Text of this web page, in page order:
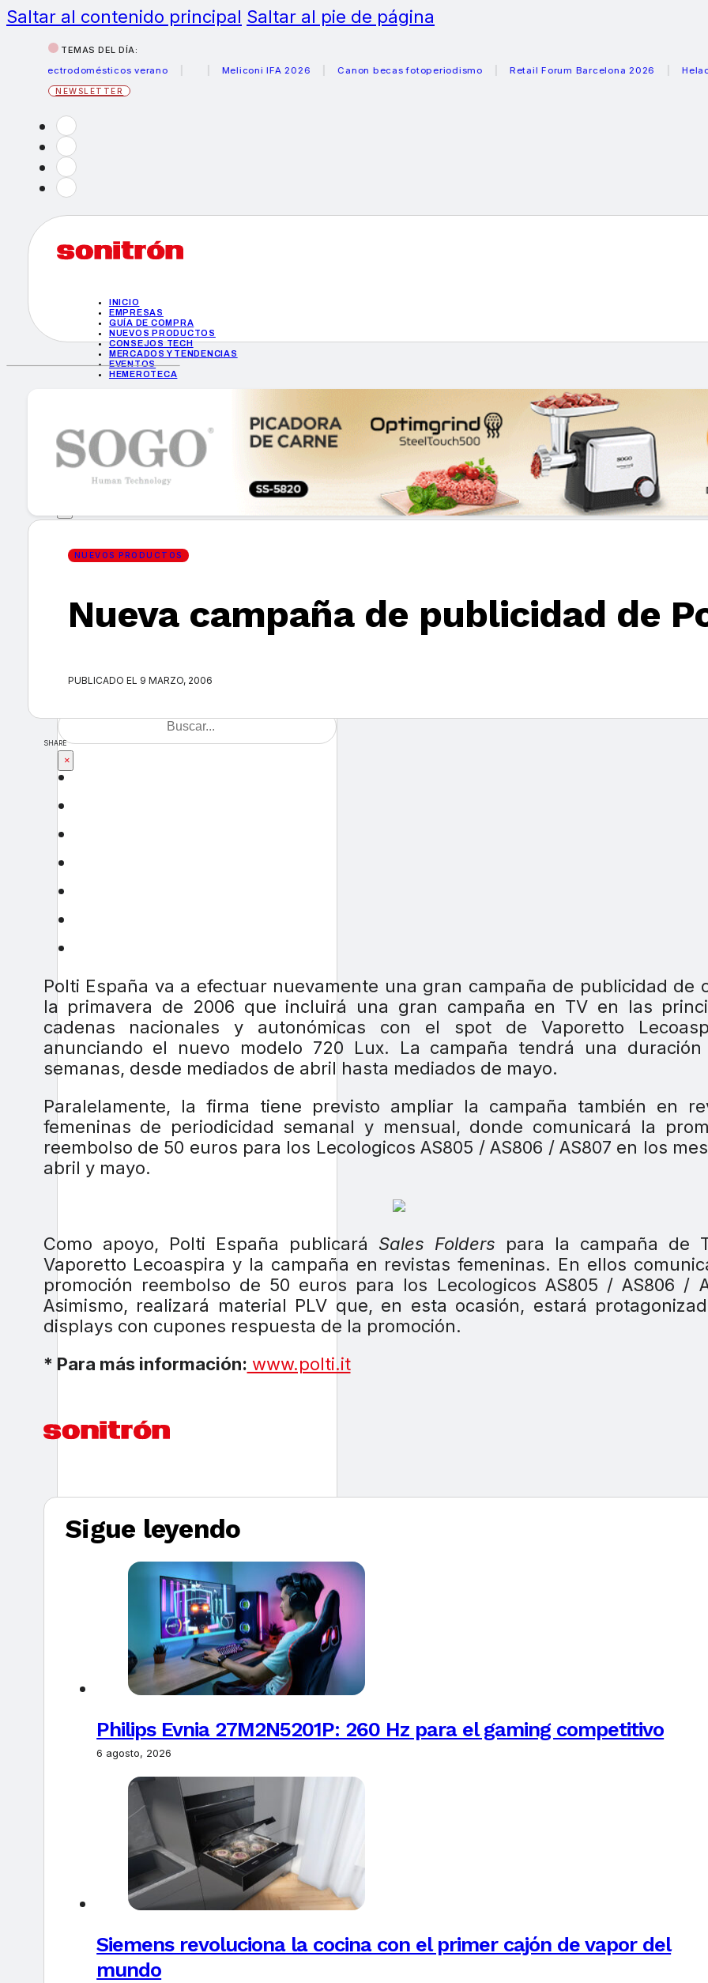
Saltar al contenido principal Saltar al pie de página
TEMAS DEL DÍA:
electrodomésticos verano
Meliconi IFA 2026 Canon becas fotoperiodismo Retail Forum Barcelona 2026 Heladeras
NEWSLETTER
INICIO
EMPRESAS
GUÍA DE COMPRA
NUEVOS PRODUCTOS
CONSEJOS TECH
MERCADOS Y TENDENCIAS
EVENTOS
HEMEROTECA
GUÍA DE COMPRA
NUEVOS PRODUCTOS
CONSEJOS TECH
MERCADOS Y TENDENCIAS
HEMEROTECA
Encuentra tu noticia
×
NUEVOS PRODUCTOS
Nueva campaña de publicidad de
PUBLICADO EL 9 MARZO, 2006
SHARE
Polti España va a efectuar nuevamente una gran campaña de publicidad de
la primavera de 2006 que incluirá una gran campaña en TV en las
cadenas nacionales y autonómicas con el spot de Vaporetto
anunciando el nuevo modelo 720 Lux. La campaña tendrá una
semanas, desde mediados de abril hasta mediados de mayo.
Paralelamente, la firma tiene previsto ampliar la campaña también en
femeninas de periodicidad semanal y mensual, donde comunicará la
reembolso de 50 euros para los Lecologicos AS805 / AS806 / AS807 en los
abril y mayo.
Como apoyo, Polti España publicará Sales Folders para la campaña de
Vaporetto Lecoaspira y la campaña en revistas femeninas. En ellos
promoción reembolso de 50 euros para los Lecologicos AS805 / AS806 /
Asimismo, realizará material PLV que, en esta ocasión, estará
displays con cupones respuesta de la promoción.
* Para más información: www.polti.it
Sigue leyendo
Philips Evnia 27M2N5201P: 260 Hz para el gaming competitivo
6 agosto, 2026
Siemens revoluciona la cocina con el primer cajón de vapor del
mundo